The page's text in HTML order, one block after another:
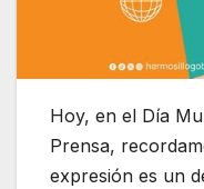
Hoy, en el Día
Prensa,
expresión es un